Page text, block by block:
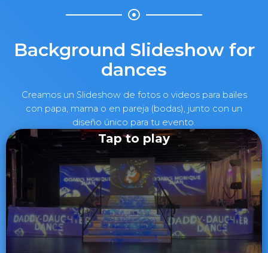
Background Slideshow for
dances
Creamos un Slideshow de fotos o videos para bailes
con papa, mama o en pareja (bodas), junto con un
diseño único para tu evento.
Tap to play